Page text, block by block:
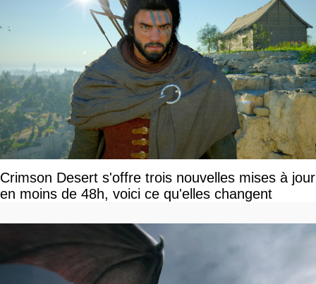
Crimson Desert s'offre trois nouvelles mises à jour
en moins de 48h, voici ce qu'elles changent